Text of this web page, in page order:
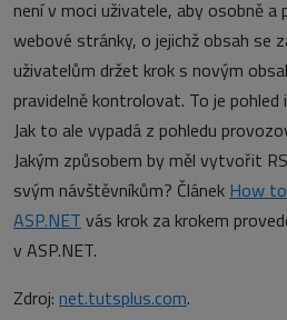
není v moci uživatele, aby osobně a
webové stránky, o jejichž obsah se
uživatelům držet krok s novým
pravidelně kontrolovat. To je
Jak to ale vypadá z pohledu
Jakým způsobem by měl vytvořit
svým návštěvníkům? Článek How
ASP.NET vás krok za krokem
v ASP.NET.
Zdroj: net.tutsplus.com.